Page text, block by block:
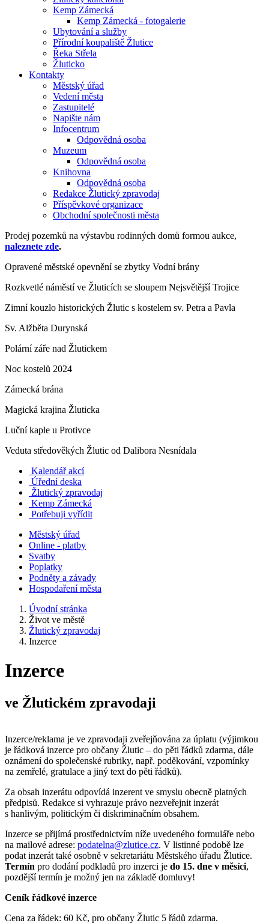
Kemp Zámecká
Kemp Zámecká - fotogalerie
Ubytování a služby
Přírodní koupaliště Žlutice
Řeka Střela
Žluticko
Kontakty
Městský úřad
Vedení města
Zastupitelé
Napište nám
Infocentrum
Odpovědná osoba
Muzeum
Odpovědná osoba
Knihovna
Odpovědná osoba
Redakce Žlutický zpravodaj
Příspěvkové organizace
Obchodní společnosti města
Prodej pozemků na výstavbu rodinných domů formou aukce,
naleznete zde.
Opravené městské opevnění se zbytky Vodní brány
Rozkvetlé náměstí ve Žluticích se sloupem Nejsvětější Trojice
Zimní kouzlo historických Žlutic s kostelem sv. Petra a Pavla
Sv. Alžběta Durynská
Polární záře nad Žlutickem
Noc kostelů 2024
Zámecká brána
Magická krajina Žluticka
Luční kaple u Protivce
Veduta středověkých Žlutic od Dalibora Nesnídala
Kalendář akcí
Úřední deska
Žlutický zpravodaj
Kemp Zámecká
Potřebuji vyřídit
Městský úřad
Online - platby
Svatby
Poplatky
Podněty a závady
Hospodaření města
Úvodní stránka
Život ve městě
Žlutický zpravodaj
Inzerce
Inzerce
ve Žlutickém zpravodaji
Inzerce/reklama je ve zpravodaji zveřejňována za úplatu (výjimkou
je řádková inzerce pro občany Žlutic – do pěti řádků zdarma, dále
oznámení do společenské rubriky, např. poděkování, vzpomínky
na zemřelé, gratulace a jiný text do pěti řádků).
Za obsah inzerátu odpovídá inzerent ve smyslu obecně platných
předpisů. Redakce si vyhrazuje právo nezveřejnit inzerát
s hanlivým, politickým či diskriminačním obsahem.
Inzerce se přijímá prostřednictvím níže uvedeného formuláře nebo
na mailové adrese: podatelna@zlutice.cz. V listinné podobě lze
podat inzerát také osobně v sekretariátu Městského úřadu Žlutice.
Termín pro dodání podkladů pro inzerci je do 15. dne v měsíci,
pozdější termín je možný jen na základě domluvy!
Ceník řádkové inzerce
Cena za řádek: 60 Kč, pro občany Žlutic 5 řádů zdarma.